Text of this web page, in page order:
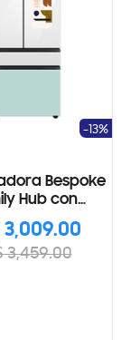
Bespoke
Hub con
Center 29
806L
3,009.00
3,459.00
-13%